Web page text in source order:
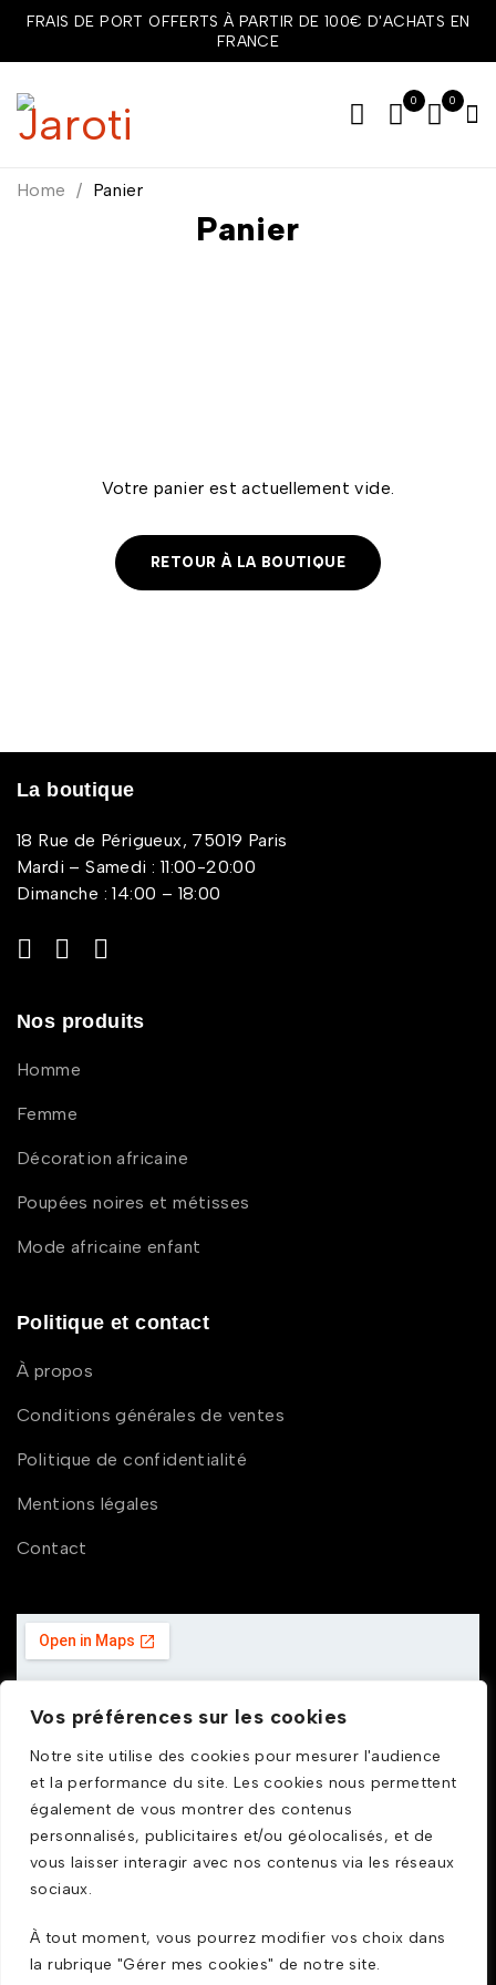
Vos préférences sur les cookies
Notre site utilise des cookies pour mesurer l'audience
et la performance du site. Les cookies nous permettent
également de vous montrer des contenus
personnalisés, publicitaires et/ou géolocalisés, et de
vous laisser interagir avec nos contenus via les réseaux
sociaux.
À tout moment, vous pourrez modifier vos choix dans
la rubrique "Gérer mes cookies" de notre site.
FRAIS DE PORT OFFERTS À PARTIR DE 100€ D'ACHATS EN
FRANCE
0 0
Panier
Home / Panier
Votre panier est actuellement vide.
RETOUR À LA BOUTIQUE
La boutique
18 Rue de Périgueux, 75019 Paris
Mardi – Samedi : 11:00-20:00
Dimanche : 14:00 – 18:00
Nos produits
Homme
Femme
Décoration africaine
Poupées noires et métisses
Mode africaine enfant
Politique et contact
À propos
Conditions générales de ventes
Politique de confidentialité
Mentions légales
Contact